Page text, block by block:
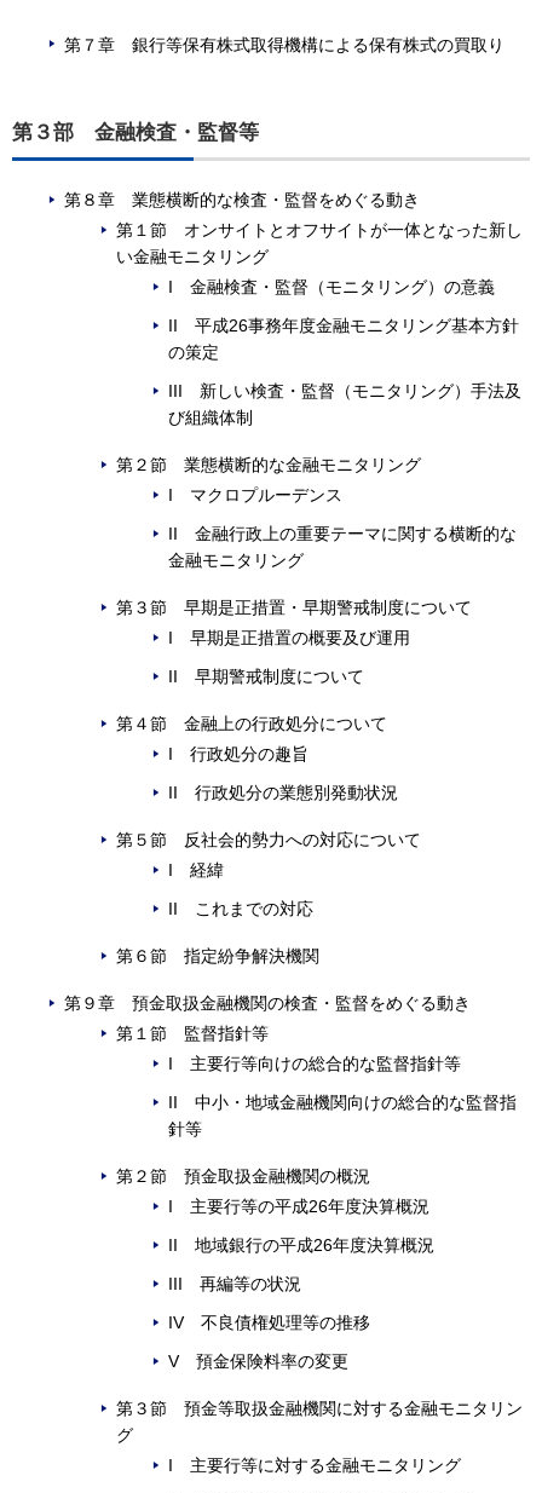
第７章 銀行等保有株式取得機構による保有株式の買取り
第３部 金融検査・監督等
第８章 業態横断的な検査・監督をめぐる動き
第１節 オンサイトとオフサイトが一体となった新し
い金融モニタリング
I 金融検査・監督（モニタリング）の意義
II 平成26事務年度金融モニタリング基本方針
の策定
III 新しい検査・監督（モニタリング）手法及
び組織体制
第２節 業態横断的な金融モニタリング
I マクロプルーデンス
II 金融行政上の重要テーマに関する横断的な
金融モニタリング
第３節 早期是正措置・早期警戒制度について
I 早期是正措置の概要及び運用
II 早期警戒制度について
第４節 金融上の行政処分について
I 行政処分の趣旨
II 行政処分の業態別発動状況
第５節 反社会的勢力への対応について
I 経緯
II これまでの対応
第６節 指定紛争解決機関
第９章 預金取扱金融機関の検査・監督をめぐる動き
第１節 監督指針等
I 主要行等向けの総合的な監督指針等
II 中小・地域金融機関向けの総合的な監督指
針等
第２節 預金取扱金融機関の概況
I 主要行等の平成26年度決算概況
II 地域銀行の平成26年度決算概況
III 再編等の状況
IV 不良債権処理等の推移
V 預金保険料率の変更
第３節 預金等取扱金融機関に対する金融モニタリン
グ
I 主要行等に対する金融モニタリング